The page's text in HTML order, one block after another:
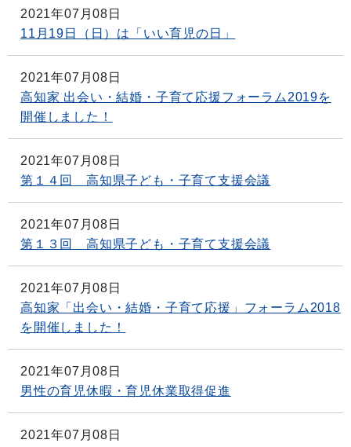
2021年07月08日
11月19日（日）は「いい育児の日」
2021年07月08日
高知家 出会い・結婚・子育て応援フォーラム2019を
開催しました！
2021年07月08日
第１４回 高知県子ども・子育て支援会議
2021年07月08日
第１３回 高知県子ども・子育て支援会議
2021年07月08日
高知家「出会い・結婚・子育て応援」フォーラム2018
を開催しました！
2021年07月08日
男性の育児休暇・育児休業取得促進
2021年07月08日